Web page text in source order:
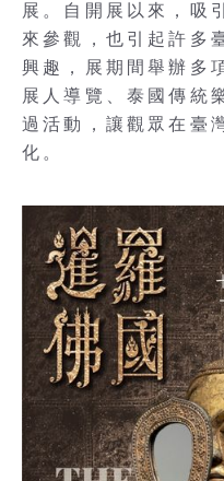
展。自開展以來，吸
來參觀，也引起許多
興趣，展期間舉辦多
展人導覽、泰國傳統
過活動，讓觀眾在臺
化。